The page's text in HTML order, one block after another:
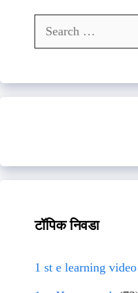
Search
for:
टॉपिक निवडा
1 st e learning video